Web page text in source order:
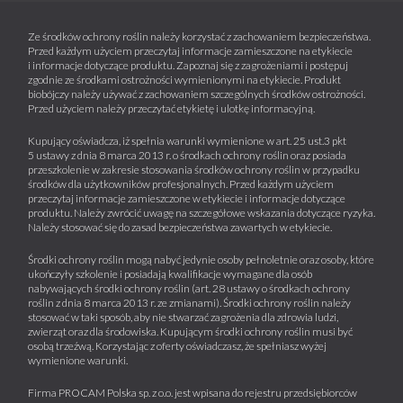
zastosowania:1,5 kg/ha.
Odstęp między zabiegami:co najmniej 7 dni.
Termin stosowania środka:
– pod osłonami innymi niż szklarnie o trwałej konstrukcji,
Środek stosować od fazy, gdy pierwszy liść właściwy na
pędzie głównym całkowicie rozwinięty do fazy widocznego
piątego pąka kwiatowego (BBCH 11-55) lub od fazy gdy
pierwszy owoc osiągnął typową wielkość i kształty do
końca fazy dojrzewania owoców i nasion tj. pełnej
dojrzałości gdy owoce maja typową barwę (BBCH 71-89).
Zalecana ilość wody:200 – 1000 l/ha.
Zalecane opryskiwanie:drobnokropliste.
Maksymalna liczba zabiegów w sezonie
wegetacyjnym: 2.
dynia uprawiane pod osłonami, w szklarniach
Fasola zwykła przeznaczona na zbiór świeżych
strąków uprawiana w polu lub pod osłonami
Spodoptera frugiperda, światłówka naziemnica,
bawełnówka egipska
Maksymalna/zalecana dawka dla jednorazowego
zastosowania:1,5 kg/ha.
Termin stosowania środka: Środek stosować w przypadku
uprawy polowej fasoli od fazy, gdy 10% strąków osiąga
typową długość do fazy pełnej dojrzałości: strąków (BBCH
71-89), a w przypadku uprawy w szklarni od fazy, gdy 10%
strąków osiąga typową długość do fazy, gdy widoczne są
pojedyncze nasiona w strąkach (BBCH 71-79).
Zalecana ilość wody:400 – 800 l/ha.
Ze środków ochrony roślin należy korzystać z zachowaniem bezpieczeństwa.
Przed każdym użyciem przeczytaj informacje zamieszczone na etykiecie
i informacje dotyczące produktu. Zapoznaj się z zagrożeniami i postępuj
zgodnie ze środkami ostrożności wymienionymi na etykiecie. Produkt
biobójczy należy używać z zachowaniem szczególnych środków ostrożności.
Przed użyciem należy przeczytać etykietę i ulotkę informacyjną.
Kupujący oświadcza, iż spełnia warunki wymienione w art. 25 ust.3 pkt
5 ustawy z dnia 8 marca 2013 r. o środkach ochrony roślin oraz posiada
przeszkolenie w zakresie stosowania środków ochrony roślin w przypadku
środków dla użytkowników profesjonalnych. Przed każdym użyciem
przeczytaj informacje zamieszczone w etykiecie i informacje dotyczące
produktu. Należy zwrócić uwagę na szczegółowe wskazania dotyczące ryzyka.
Należy stosować się do zasad bezpieczeństwa zawartych w etykiecie.
Środki ochrony roślin mogą nabyć jedynie osoby pełnoletnie oraz osoby, które
ukończyły szkolenie i posiadają kwalifikacje wymagane dla osób
nabywających środki ochrony roślin (art. 28 ustawy o środkach ochrony
roślin z dnia 8 marca 2013 r. ze zmianami). Środki ochrony roślin należy
stosować w taki sposób, aby nie stwarzać zagrożenia dla zdrowia ludzi,
zwierząt oraz dla środowiska. Kupującym środki ochrony roślin musi być
osobą trzeźwą. Korzystając z oferty oświadczasz, że spełniasz wyżej
wymienione warunki.
Firma PROCAM Polska sp. z o.o. jest wpisana do rejestru przedsiębiorców